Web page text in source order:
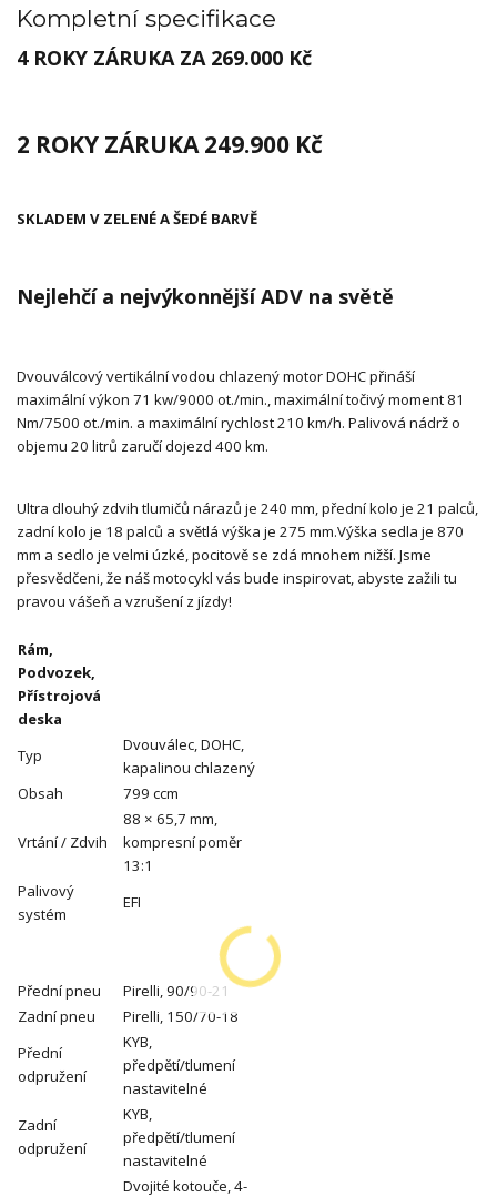
Kompletní specifikace
4 ROKY ZÁRUKA ZA 269.000 Kč
2 ROKY ZÁRUKA 249.900 Kč
SKLADEM V ZELENÉ A ŠEDÉ BARVĚ
Nejlehčí a nejvýkonnější ADV na světě
Dvouválcový vertikální vodou chlazený motor DOHC přináší
maximální výkon 71 kw/9000 ot./min., maximální točivý moment 81
Nm/7500 ot./min. a maximální rychlost 210 km/h. Palivová nádrž o
objemu 20 litrů zaručí dojezd 400 km.
Ultra dlouhý zdvih tlumičů nárazů je 240 mm, přední kolo je 21 palců,
zadní kolo je 18 palců a světlá výška je 275 mm.Výška sedla je 870
mm a sedlo je velmi úzké, pocitově se zdá mnohem nižší. Jsme
přesvědčeni, že náš motocykl vás bude inspirovat, abyste zažili tu
pravou vášeň a vzrušení z jízdy!
Typ
Dvouválec, DOHC,
kapalinou chlazený
Obsah
799 ccm
Vrtání / Zdvih
88 × 65,7 mm,
kompresní poměr
13:1
Palivový
systém
EFI
Rám,
Podvozek,
Přístrojová
deska
Přední pneu
Pirelli, 90/90-21
Zadní pneu
Pirelli, 150/70-18
Přední
odpružení
KYB,
předpětí/tlumení
nastavitelné
Zadní
odpružení
KYB,
předpětí/tlumení
nastavitelné
Dvojité kotouče, 4-